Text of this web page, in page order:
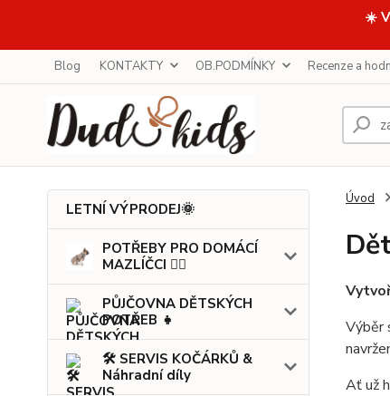
☀️
Blog KONTAKTY OB.PODMÍNKY Recenze a
LETNÍ VÝPRODEJ🌞
POTŘEBY PRO DOMÁCÍ
MAZLÍČCI 🐕‍🦺
PŮJČOVNA DĚTSKÝCH
POTŘEB 👧
🛠️ SERVIS KOČÁRKŮ &
Náhradní díly
Úvod
Výběr
Ať už